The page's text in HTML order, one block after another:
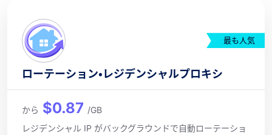
最も人気
ローテーション・レジデンシャルプロキシ
から $0.87 /GB
レジデンシャル IP がバックグラウンドで自動ローテーショ